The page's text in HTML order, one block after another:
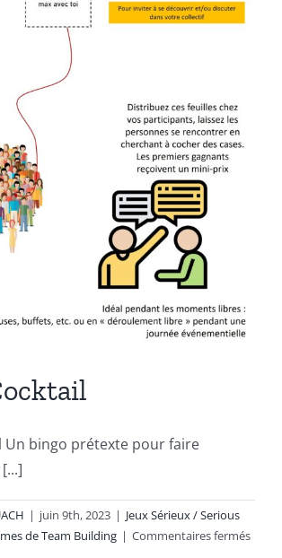
Un bingo prétexte pour faire
| juin 9th, 2023 | Jeux Sérieux / Serious
de Team Building | Commentaires ferméssur